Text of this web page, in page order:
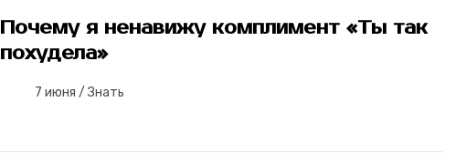
Почему я ненавижу комплимент «Ты так
похудела»
7 июня / Знать